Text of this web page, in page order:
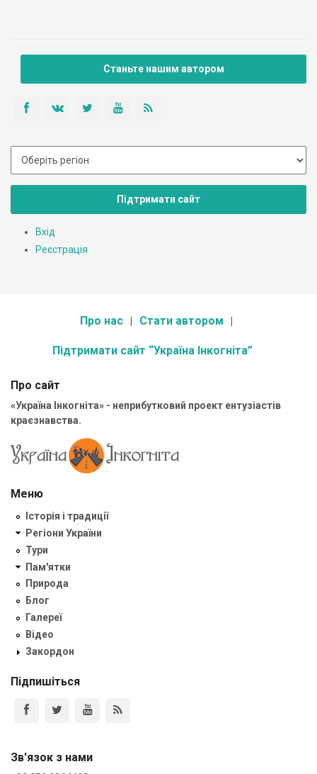
Станьте нашим автором
Підтримати сайт
Вхід
Реєстрація
Про нас Стати автором
Підтримати сайт “Україна Інкогніта”
Про сайт
«Україна Інкогніта» - неприбутковий проект ентузіастів
краєзнавства.
Меню
Історія і традиції
Регіони України
Тури
Пам'ятки
Природа
Блог
Галереї
Відео
Закордон
Підпишіться
Зв'язок з нами